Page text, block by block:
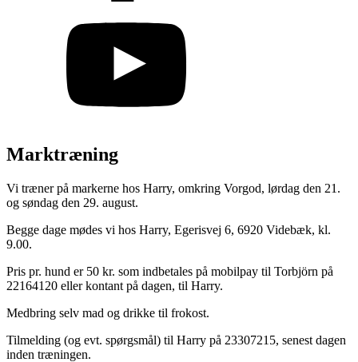
Marktræning
Vi træner på markerne hos Harry, omkring Vorgod, lørdag den 21.
og søndag den 29. august.
Begge dage mødes vi hos Harry, Egerisvej 6, 6920 Videbæk, kl.
9.00.
Pris pr. hund er 50 kr. som indbetales på mobilpay til Torbjörn på
22164120 eller kontant på dagen, til Harry.
Medbring selv mad og drikke til frokost.
Tilmelding (og evt. spørgsmål) til Harry på 23307215, senest dagen
inden træningen.